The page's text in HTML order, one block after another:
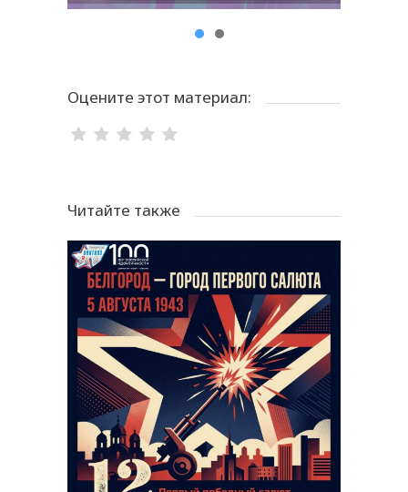
Оцените этот материал:
Читайте также